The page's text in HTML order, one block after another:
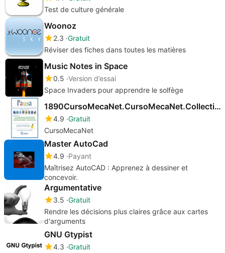
Test de culture générale
Woonoz
2.3 Gratuit
Réviser des fiches dans toutes les matières
Music Notes in Space
0.5 Version d’essai
Space Invaders pour apprendre le solfège
1890CursoMecaNet.CursoMecaNet.Collection
4.9 Gratuit
CursoMecaNet
Master AutoCad
4.9 Payant
Maîtrisez AutoCAD : Apprenez à dessiner et
concevoir.
Argumentative
3.5 Gratuit
Rendre les décisions plus claires grâce aux cartes
d'arguments
GNU Gtypist
4.3 Gratuit